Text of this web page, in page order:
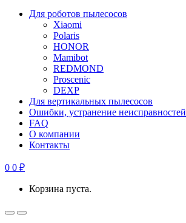
Для роботов пылесосов
Xiaomi
Polaris
HONOR
Mamibot
REDMOND
Proscenic
DEXP
Для вертикальных пылесосов
Ошибки, устранение неисправностей
FAQ
О компании
Контакты
0 0 ₽
Корзина пуста.